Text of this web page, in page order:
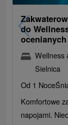
do
Wellness
Sielnica
Od 1 Noce
Komfortowe
napojami.